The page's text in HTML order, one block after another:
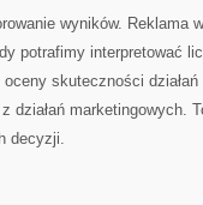
wyników. Reklama
potrafimy interpretować
skuteczności
działań marketingowych.
decyzji.